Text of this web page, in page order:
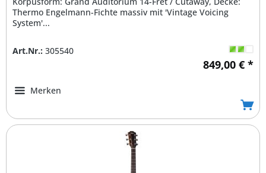
Thermo Engelmann-Fichte massiv mit 'Vintage Voicing
System'...
Art.Nr.: 305540
849,00 € *
Merken